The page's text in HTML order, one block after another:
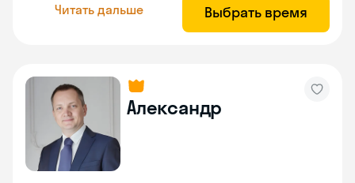
Читать дальше Выбрать время
Александр